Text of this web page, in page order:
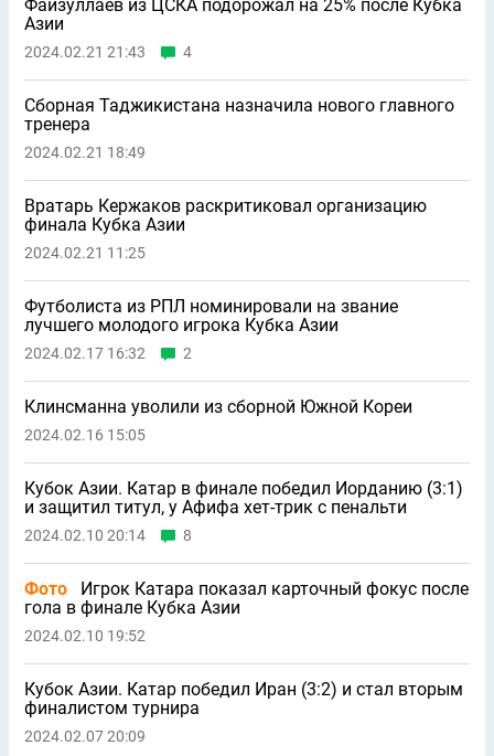
Файзуллаев из ЦСКА подорожал на 25% после Кубка
Азии
2024.02.21 21:43 4
Сборная Таджикистана назначила нового главного
тренера
2024.02.21 18:49
Вратарь Кержаков раскритиковал организацию
финала Кубка Азии
2024.02.21 11:25
Футболиста из РПЛ номинировали на звание
лучшего молодого игрока Кубка Азии
2024.02.17 16:32 2
Клинсманна уволили из сборной Южной Кореи
2024.02.16 15:05
Кубок Азии. Катар в финале победил Иорданию (3:1)
и защитил титул, у Афифа хет-трик с пенальти
2024.02.10 20:14 8
Фото
Игрок Катара показал карточный фокус после
гола в финале Кубка Азии
2024.02.10 19:52
Кубок Азии. Катар победил Иран (3:2) и стал вторым
финалистом турнира
2024.02.07 20:09